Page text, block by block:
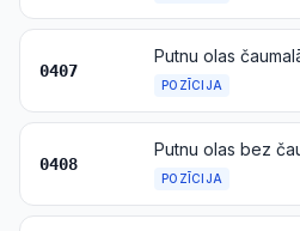
0407
POZĪCIJA
0408
POZĪCIJA